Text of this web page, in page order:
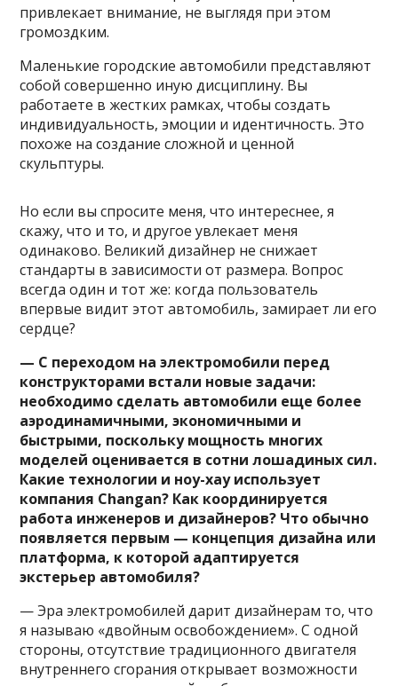
привлекает внимание, не выглядя при этом
громоздким.
Маленькие городские автомобили представляют
собой совершенно иную дисциплину. Вы
работаете в жестких рамках, чтобы создать
индивидуальность, эмоции и идентичность. Это
похоже на создание сложной и ценной
скульптуры.
Но если вы спросите меня, что интереснее, я
скажу, что и то, и другое увлекает меня
одинаково. Великий дизайнер не снижает
стандарты в зависимости от размера. Вопрос
всегда один и тот же: когда пользователь
впервые видит этот автомобиль, замирает ли его
сердце?
— С переходом на электромобили перед
конструкторами встали новые задачи:
необходимо сделать автомобили еще более
аэродинамичными, экономичными и
быстрыми, поскольку мощность многих
моделей оценивается в сотни лошадиных сил.
Какие технологии и ноу-хау использует
компания Changan? Как координируется
работа инженеров и дизайнеров? Что обычно
появляется первым — концепция дизайна или
платформа, к которой адаптируется
экстерьер автомобиля?
— Эра электромобилей дарит дизайнерам то, что
я называю «двойным освобождением». С одной
стороны, отсутствие традиционного двигателя
внутреннего сгорания открывает возможности